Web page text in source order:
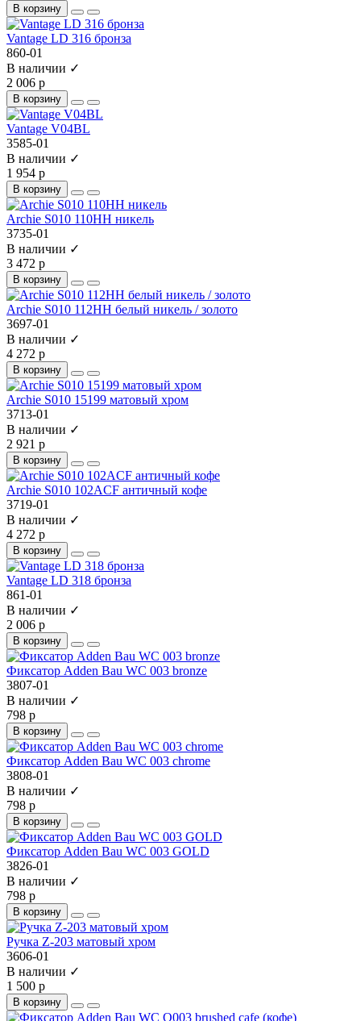
В корзину
Vantage LD 316 бронза
860-01
В наличии ✓
2 006 р
В корзину
Vantage V04BL
3585-01
В наличии ✓
1 954 р
В корзину
Archie S010 110HH никель
3735-01
В наличии ✓
3 472 р
В корзину
Archie S010 112HH белый никель / золото
3697-01
В наличии ✓
4 272 р
В корзину
Archie S010 15199 матовый хром
3713-01
В наличии ✓
2 921 р
В корзину
Archie S010 102ACF античный кофе
3719-01
В наличии ✓
4 272 р
В корзину
Vantage LD 318 бронза
861-01
В наличии ✓
2 006 р
В корзину
Фиксатор Adden Bau WC 003 bronze
3807-01
В наличии ✓
798 р
В корзину
Фиксатор Adden Bau WC 003 chrome
3808-01
В наличии ✓
798 р
В корзину
Фиксатор Adden Bau WC 003 GOLD
3826-01
В наличии ✓
798 р
В корзину
Ручка Z-203 матовый хром
3606-01
В наличии ✓
1 500 р
В корзину